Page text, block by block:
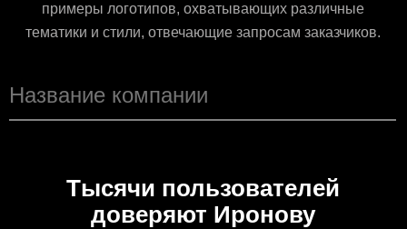
примеры логотипов, охватывающих различные
тематики и стили, отвечающие запросам заказчиков.
Тысячи пользователей
доверяют Иронову